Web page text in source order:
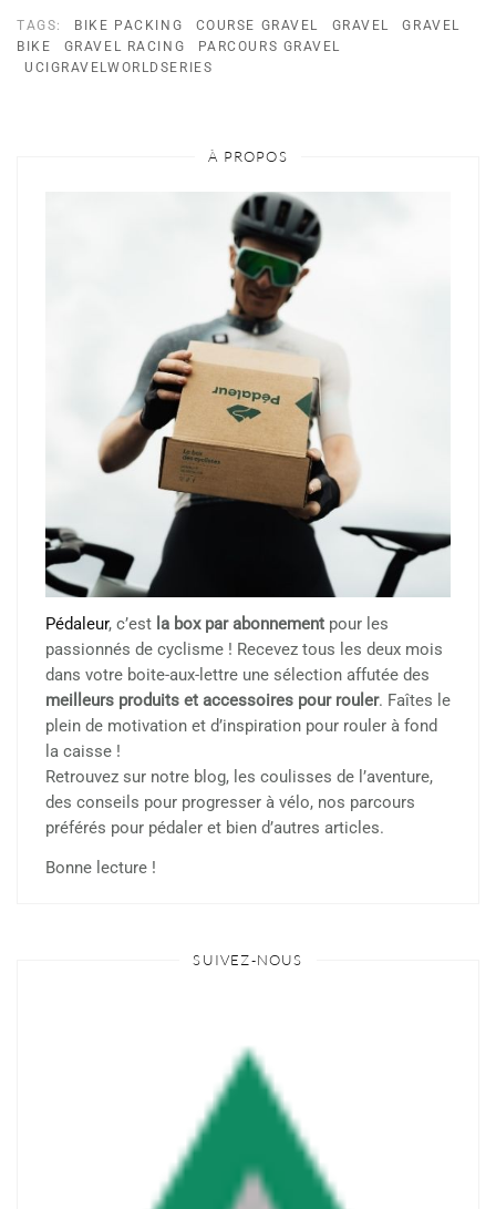
TAGS: BIKE PACKING COURSE GRAVEL GRAVEL
GRAVEL
BIKE
GRAVEL RACING
PARCOURS GRAVEL
UCIGRAVELWORLDSERIES
À PROPOS
Pédaleur, c’est la box par abonnement pour les
passionnés de cyclisme ! Recevez tous les deux mois
dans votre boite-aux-lettre une sélection affutée des
meilleurs produits et accessoires pour rouler. Faîtes le
plein de motivation et d’inspiration pour rouler à fond
la caisse !
Retrouvez sur notre blog, les coulisses de l’aventure,
des conseils pour progresser à vélo, nos parcours
préférés pour pédaler et bien d’autres articles.
Bonne lecture !
SUIVEZ-NOUS